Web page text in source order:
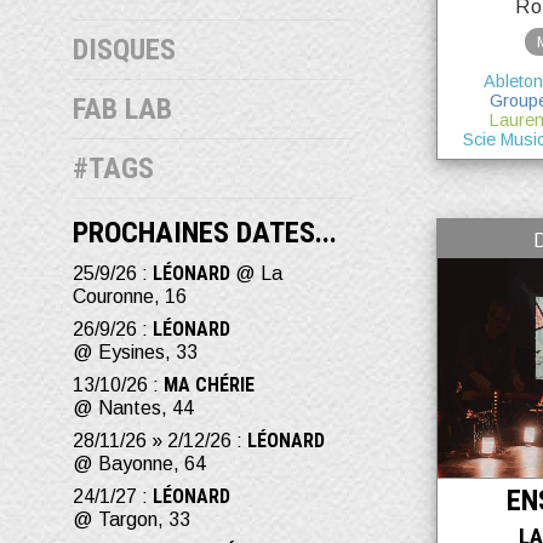
DISQUES
FAB LAB
#TAGS
PROCHAINES DATES...
25/9/26 : LÉONARD @ La
Couronne, 16
26/9/26 : LÉONARD
@ Eysines, 33
13/10/26 : MA CHÉRIE
@ Nantes, 44
28/11/26 » 2/12/26 : LÉONARD
@ Bayonne, 64
24/1/27 : LÉONARD
@ Targon, 33
Scie